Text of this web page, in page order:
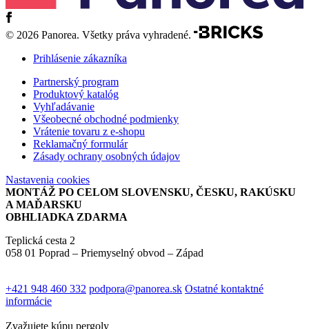
© 2026 Panorea. Všetky práva vyhradené.
Prihlásenie zákazníka
Partnerský program
Produktový katalóg
Vyhľadávanie
Všeobecné obchodné podmienky
Vrátenie tovaru z e-shopu
Reklamačný formulár
Zásady ochrany osobných údajov
Nastavenia cookies
MONTÁŽ PO CELOM SLOVENSKU, ČESKU, RAKÚSKU
A MAĎARSKU
OBHLIADKA ZDARMA
Teplická cesta 2
058 01 Poprad – Priemyselný obvod – Západ
+421 948 460 332 podpora@panorea.sk Ostatné kontaktné
informácie
Zvažujete kúpu pergoly